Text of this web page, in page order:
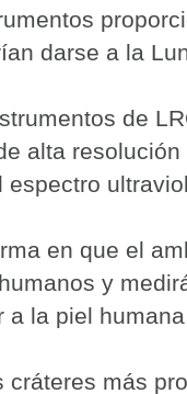
darse a la
de
alta
en que el
y
a la piel
cráteres más